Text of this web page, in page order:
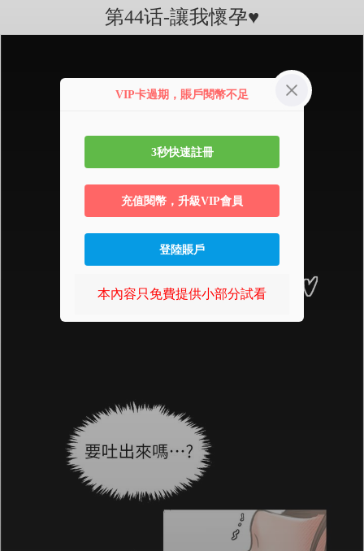
第44话-讓我懷孕♥︎
VIP卡過期，賬戶閱幣不足
3秒快速註冊
充值閱幣，升級VIP會員
登陸賬戶
本內容只免費提供小部分試看